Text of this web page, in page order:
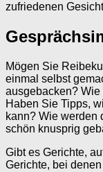
zufriedenen
Mögen Sie
einmal selbst
ausgebacken?
Haben Sie Tipps,
kann? Wie werden
schön knusprig
Gibt es Gerichte,
Gerichte, bei